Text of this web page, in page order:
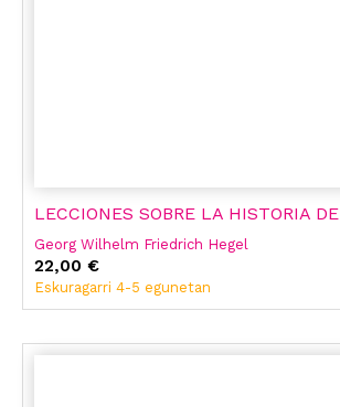
LECCIONES SOBRE LA HISTORIA DE
Georg Wilhelm Friedrich Hegel
22,00 €
Eskuragarri 4-5 egunetan